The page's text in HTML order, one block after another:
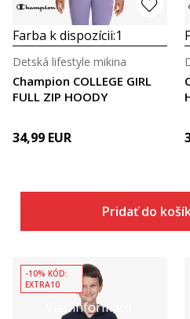
Farba k dispozícii:1
Champion COLLEGE GIRL
FULL ZIP HOODY
Detská lifestyle mikina
34,99 EUR
Pridať do
Viac informácií
-10% KÓD:
EXTRA10